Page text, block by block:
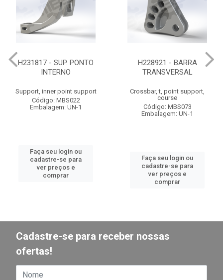
H231817 - SUP. PONTO
INTERNO
Support, inner point support
Código: MBS022
Embalagem: UN-1
Faça seu login ou
cadastre-se para
ver preços e
comprar
H228921 - BARRA
TRANSVERSAL
Crossbar, t, point support,
course
Código: MBS073
Embalagem: UN-1
Faça seu login ou
cadastre-se para
ver preços e
comprar
Cadastre-se para receber nossas
ofertas!